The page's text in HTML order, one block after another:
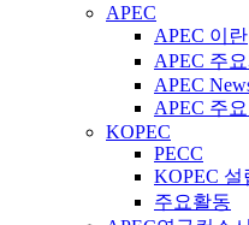
APEC
APEC 이란
APEC 주요
APEC
APEC 주
KOPEC
PECC
KOPEC 설
주요활동